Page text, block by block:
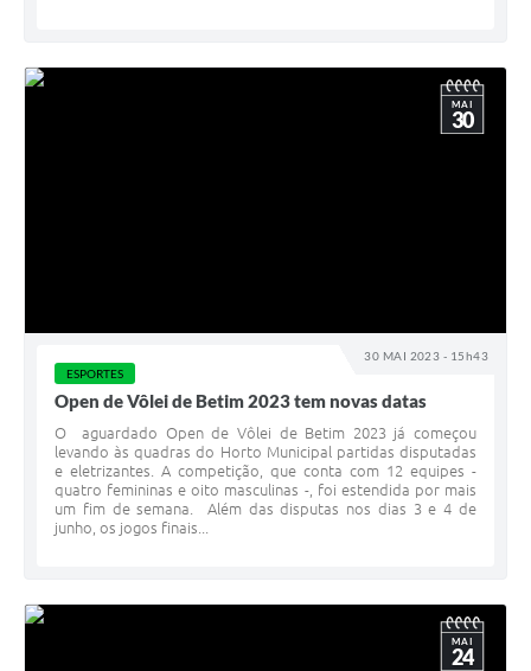
30 MAI 2023 - 15h43
MAI
30
ESPORTES
Open de Vôlei de Betim 2023 tem novas datas
O aguardado Open de Vôlei de Betim 2023 já começou
levando às quadras do Horto Municipal partidas disputadas
e eletrizantes. A competição, que conta com 12 equipes -
quatro femininas e oito masculinas -, foi estendida por mais
um fim de semana. Além das disputas nos dias 3 e 4 de
junho, os jogos finais...
MAI
24